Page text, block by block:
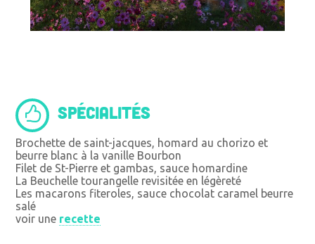
SPÉCIALITÉS
Brochette de saint-jacques, homard au chorizo et
beurre blanc à la vanille Bourbon
Filet de St-Pierre et gambas, sauce homardine
La Beuchelle tourangelle revisitée en légèreté
Les macarons fiteroles, sauce chocolat caramel beurre
salé
voir une recette